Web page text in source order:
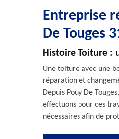
Entreprise
De Touges
Histoire Toiture :
Une toiture avec une
réparation et
Depuis Pouy De
effectuons pour ces
nécessaires afin de